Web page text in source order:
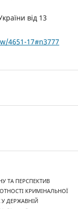
від 13
4651-17#n3777
ТА ПЕРСПЕКТИВ
КРИМІНАЛЬНОЇ
ДЕРЖАВНІЙ